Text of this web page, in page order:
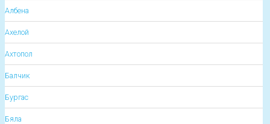
Албена
Ахелой
Ахтопол
Балчик
Бургас
Бяла